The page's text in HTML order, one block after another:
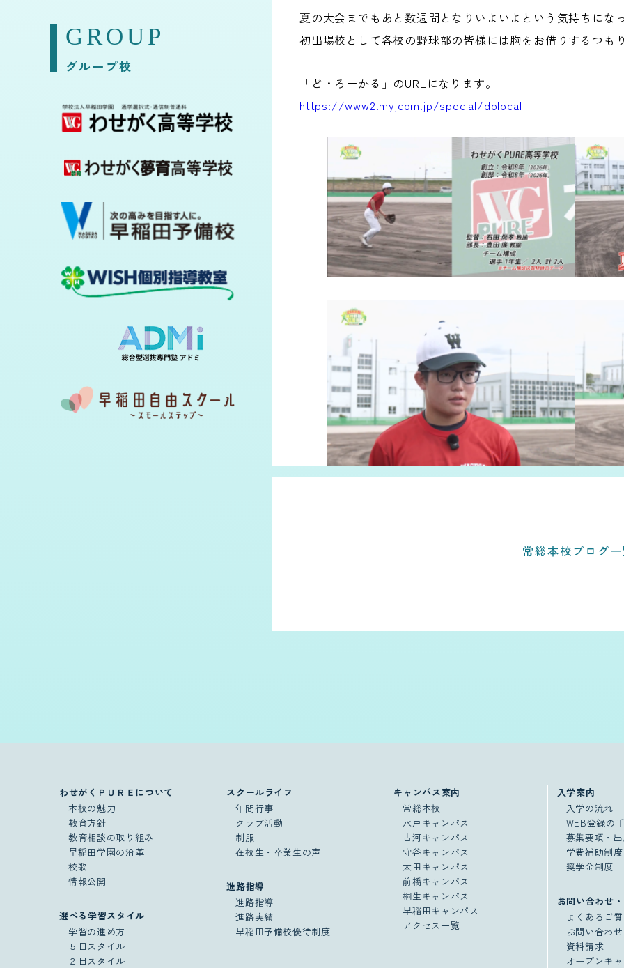
夏の大会までもあと数週間となりいよいよという気持ちにな
初出場校として各校の野球部の皆様には胸をお借りするつも
「ど・ろーかる」のURLになります。
https://www2.myjcom.jp/special/dolocal
常総本校ブログ
GROUP
グループ校
わせがくＰＵＲＥについて
本校の魅力
教育方針
教育相談の取り組み
早稲田学園の沿革
校歌
情報公開
選べる学習スタイル
学習の進め方
５日スタイル
２日スタイル
スクールライフ
年間行事
クラブ活動
制服
在校生・卒業生の声
進路指導
進路指導
進路実績
早稲田予備校優待制度
キャンパス案内
常総本校
水戸キャンパス
古河キャンパス
守谷キャンパス
太田キャンパス
前橋キャンパス
桐生キャンパス
早稲田キャンパス
アクセス一覧
入学案内
入学の流れ
WEB登録の
募集要項・
学費補助制度
奨学金制度
お問い合わせ
よくあるご
お問い合わせ
資料請求
オープンキ